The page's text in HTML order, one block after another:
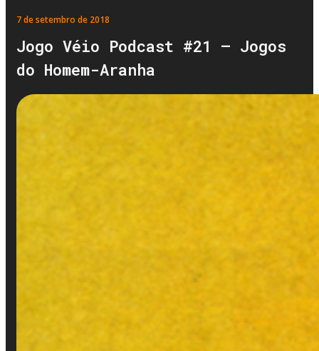
7 de setembro de 2018
Jogo Véio Podcast #21 – Jogos
do Homem-Aranha